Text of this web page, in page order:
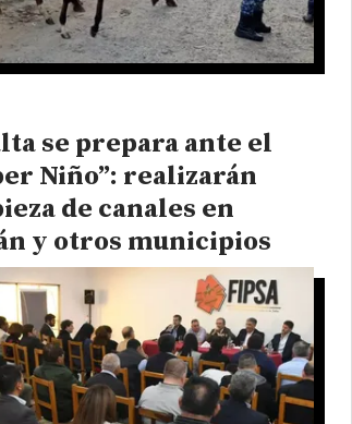
se prepara ante el
Niño”: realizarán
de canales en
y otros municipios